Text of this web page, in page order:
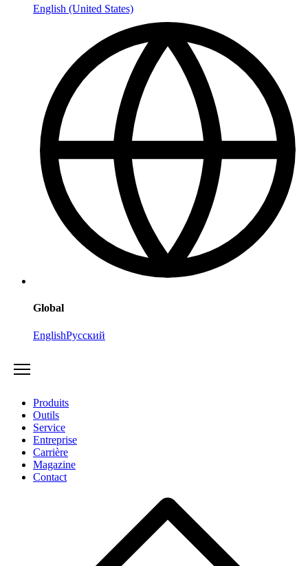
English (United States)
Global
EnglishРусский
Produits
Outils
Service
Entreprise
Carrière
Magazine
Contact